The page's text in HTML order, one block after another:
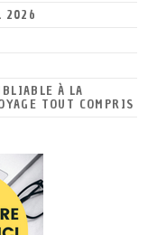
2026
À LA
TOUT COMPRIS